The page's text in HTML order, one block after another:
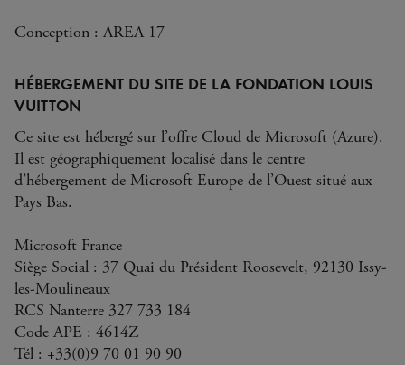
Conception : AREA 17
HÉBERGEMENT DU SITE DE LA FONDATION LOUIS
VUITTON
Ce site est hébergé sur l’offre Cloud de Microsoft (Azure).
Il est géographiquement localisé dans le centre
d’hébergement de Microsoft Europe de l’Ouest situé aux
Pays Bas.
Microsoft France
Siège Social : 37 Quai du Président Roosevelt, 92130 Issy-
les-Moulineaux
RCS Nanterre 327 733 184
Code APE : 4614Z
Tél : +33(0)9 70 01 90 90